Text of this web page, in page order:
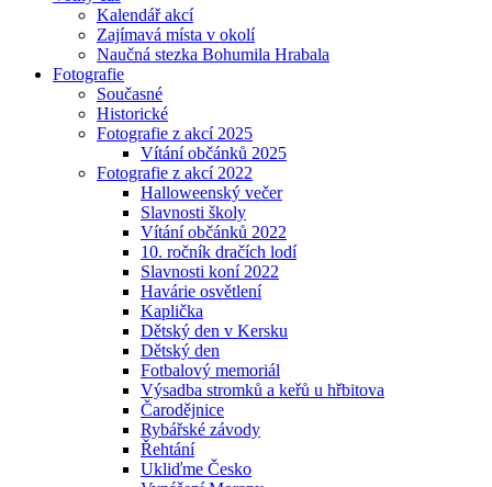
Kalendář akcí
Zajímavá místa v okolí
Naučná stezka Bohumila Hrabala
Fotografie
Současné
Historické
Fotografie z akcí 2025
Vítání občánků 2025
Fotografie z akcí 2022
Halloweenský večer
Slavnosti školy
Vítání občánků 2022
10. ročník dračích lodí
Slavnosti koní 2022
Havárie osvětlení
Kaplička
Dětský den v Kersku
Dětský den
Fotbalový memoriál
Výsadba stromků a keřů u hřbitova
Čarodějnice
Rybářské závody
Řehtání
Ukliďme Česko